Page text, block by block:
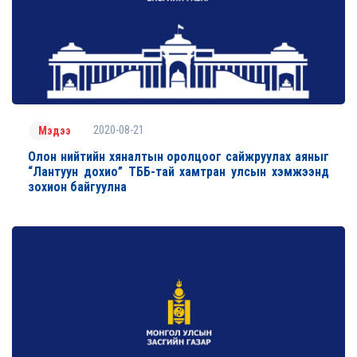
Мэдээ 2020-08-21
Олон нийтийн хяналтын оролцоог сайжруулах аяныг
“Лантуун дохио” ТББ-тай хамтран улсын хэмжээнд
зохион байгуулна